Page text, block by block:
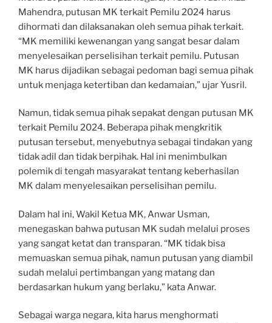
Mahendra, putusan MK terkait Pemilu 2024 harus
dihormati dan dilaksanakan oleh semua pihak terkait.
“MK memiliki kewenangan yang sangat besar dalam
menyelesaikan perselisihan terkait pemilu. Putusan
MK harus dijadikan sebagai pedoman bagi semua pihak
untuk menjaga ketertiban dan kedamaian,” ujar Yusril.
Namun, tidak semua pihak sepakat dengan putusan MK
terkait Pemilu 2024. Beberapa pihak mengkritik
putusan tersebut, menyebutnya sebagai tindakan yang
tidak adil dan tidak berpihak. Hal ini menimbulkan
polemik di tengah masyarakat tentang keberhasilan
MK dalam menyelesaikan perselisihan pemilu.
Dalam hal ini, Wakil Ketua MK, Anwar Usman,
menegaskan bahwa putusan MK sudah melalui proses
yang sangat ketat dan transparan. “MK tidak bisa
memuaskan semua pihak, namun putusan yang diambil
sudah melalui pertimbangan yang matang dan
berdasarkan hukum yang berlaku,” kata Anwar.
Sebagai warga negara, kita harus menghormati